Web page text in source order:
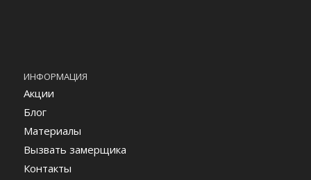
ИНФОРМАЦИЯ
Акции
Блог
Материалы
Вызвать замерщика
Контакты